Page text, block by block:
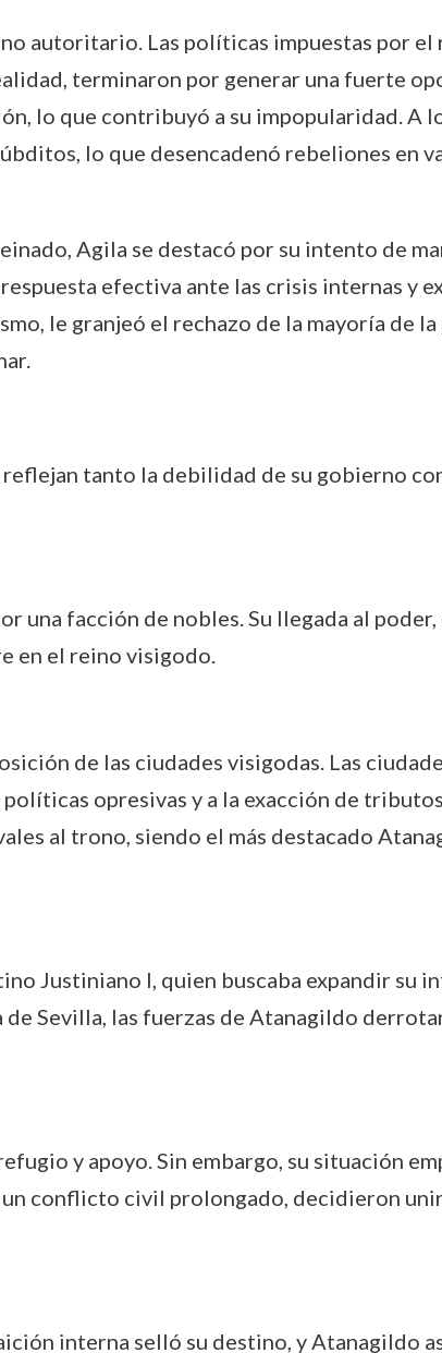
autoritario. Las políticas impuestas por el
terminaron por generar una fuerte
lo que contribuyó a su impopularidad. A
lo que desencadenó rebeliones en
Agila se destacó por su intento de
efectiva ante las crisis internas y
le granjeó el rechazo de la mayoría de
tanto la debilidad de su gobierno
una facción de nobles. Su llegada al poder,
en el reino visigodo.
de las ciudades visigodas. Las
opresivas y a la exacción de tributos
al trono, siendo el más destacado
Justiniano I, quien buscaba expandir su
Sevilla, las fuerzas de Atanagildo
y apoyo. Sin embargo, su situación
conflicto civil prolongado, decidieron
interna selló su destino, y Atanagildo